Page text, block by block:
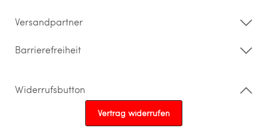
Versandpartner
Barrierefreiheit
Widerrufsbutton
Vertrag widerrufen